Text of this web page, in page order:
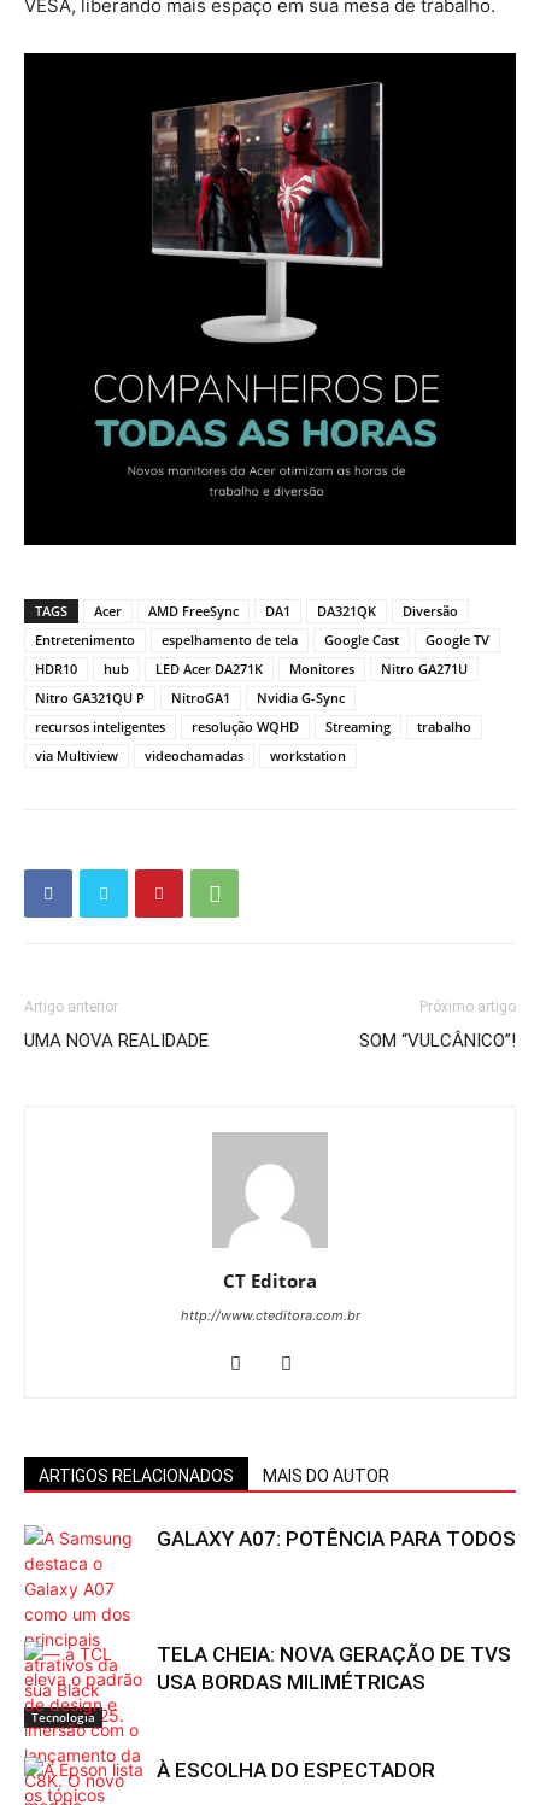
VESA, liberando mais espaço em sua mesa de trabalho.
TAGS Acer AMD FreeSync DA1 DA321QK
Diversão
Entretenimento
espelhamento de tela Google Cast
Google TV
HDR10
hub LED Acer DA271K Monitores
Nitro GA271U
Nitro GA321QU P
NitroGA1
Nvidia G-Sync
recursos inteligentes
resolução WQHD Streaming
trabalho
via Multiview
videochamadas workstation
Artigo anterior
UMA NOVA REALIDADE
Próximo artigo
SOM “VULCÂNICO”!
CT Editora
http://www.cteditora.com.br
ARTIGOS RELACIONADOS MAIS DO AUTOR
Tecnologia
GALAXY A07: POTÊNCIA PARA TODOS
TELA CHEIA: NOVA GERAÇÃO DE TVS
USA BORDAS MILIMÉTRICAS
À ESCOLHA DO ESPECTADOR